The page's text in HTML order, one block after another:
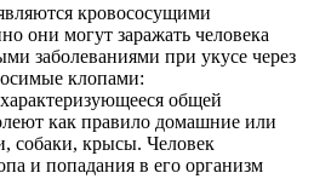
кровососущими
они могут заражать человека
заболеваниями при укусе через
клопами:
общей
как правило домашние или
собаки, крысы. Человек
и попадания в его организм